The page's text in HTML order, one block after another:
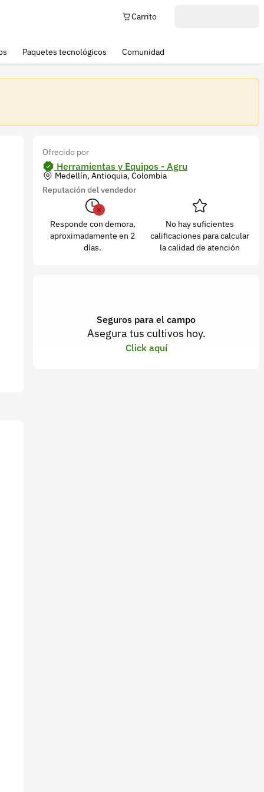
Carrito
Paquetes tecnológicos Comunidad
Ofrecido por
Herramientas y Equipos - Agru
Medellín, Antioquia, Colombia
Reputación del vendedor
Responde con demora,
aproximadamente en 2
días.
No hay suficientes
calificaciones para calcular
la calidad de atención
Seguros para el campo
Asegura tus cultivos hoy.
Click aquí